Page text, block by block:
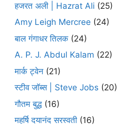
हजरत अली | Hazrat Ali (25)
Amy Leigh Mercree (24)
बाल गंगाधर तिलक (24)
A. P. J. Abdul Kalam (22)
मार्क ट्वेन (21)
स्टीव जॉब्स | Steve Jobs (20)
गौतम बुद्ध (16)
महर्षि दयानंद सरस्वती (16)